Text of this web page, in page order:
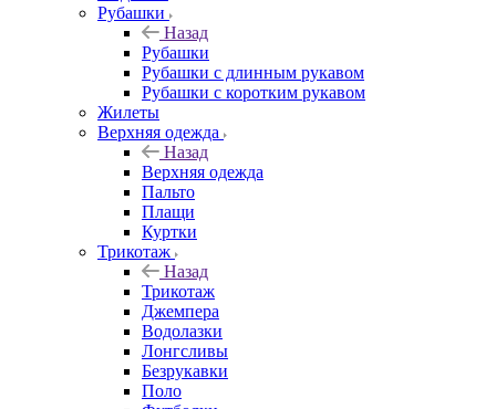
Рубашки
Назад
Рубашки
Рубашки с длинным рукавом
Рубашки с коротким рукавом
Жилеты
Верхняя одежда
Назад
Верхняя одежда
Пальто
Плащи
Куртки
Трикотаж
Назад
Трикотаж
Джемпера
Водолазки
Лонгсливы
Безрукавки
Поло